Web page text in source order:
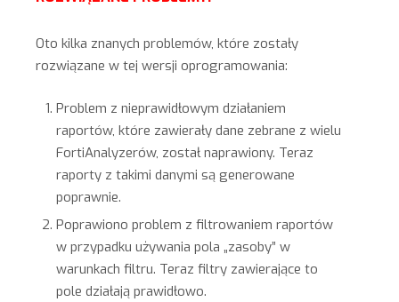
Oto kilka znanych problemów, które zostały
rozwiązane w tej wersji oprogramowania:
Problem z nieprawidłowym działaniem
raportów, które zawierały dane zebrane z wielu
FortiAnalyzerów, został naprawiony. Teraz
raporty z takimi danymi są generowane
poprawnie.
Poprawiono problem z filtrowaniem raportów
w przypadku używania pola „zasoby” w
warunkach filtru. Teraz filtry zawierające to
pole działają prawidłowo.